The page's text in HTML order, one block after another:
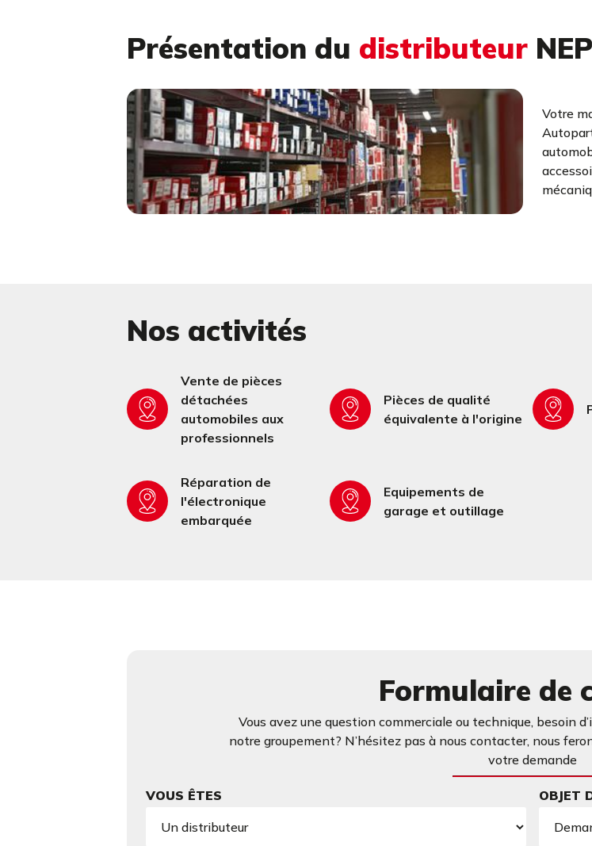
Présentation du distributeur
Votre
Nos activités
Vente de pièces
détachées
automobiles aux
professionnels
Pièces de qualité
équivalente à l'origine
Réparation de
l'électronique
embarquée
Equipements de
garage et outillage
Formulaire de
Vous avez une question commerciale ou technique, besoin
notre groupement? N’hésitez pas à nous contacter, nous
votre demande
VOUS ÊTES OBJET